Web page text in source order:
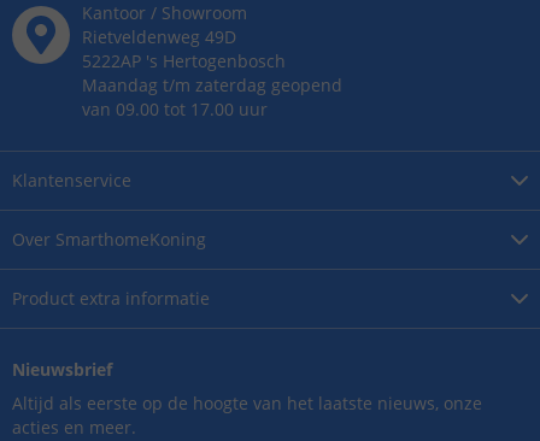
Over SmarthomeKoning
Product extra informatie
Klantenservice
Kantoor / Showroom
Rietveldenweg 49D
5222AP 's Hertogenbosch
Maandag t/m zaterdag geopend
van 09.00 tot 17.00 uur
Nieuwsbrief
Altijd als eerste op de hoogte van het laatste nieuws, onze
acties en meer.